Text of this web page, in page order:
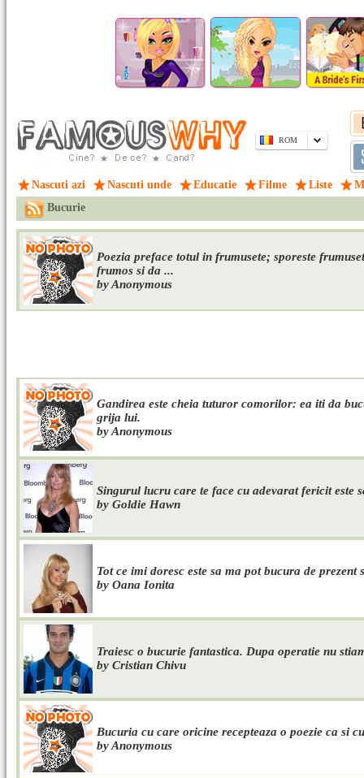
ROM
Nascuti azi Nascuti unde Educatie Filme Liste
Bucurie
Poezia preface totul in frumusete; sporeste
frumos si da ...
by Anonymous
Gandirea este cheia tuturor comorilor: ea iti da
grija lui.
by Anonymous
Singurul lucru care te face cu adevarat fericit este
by Goldie Hawn
Tot ce imi doresc este sa ma pot bucura de prezent
by Oana Ionita
Traiesc o bucurie fantastica. Dupa operatie nu
by Cristian Chivu
Bucuria cu care oricine recepteaza o poezie ca si
by Anonymous